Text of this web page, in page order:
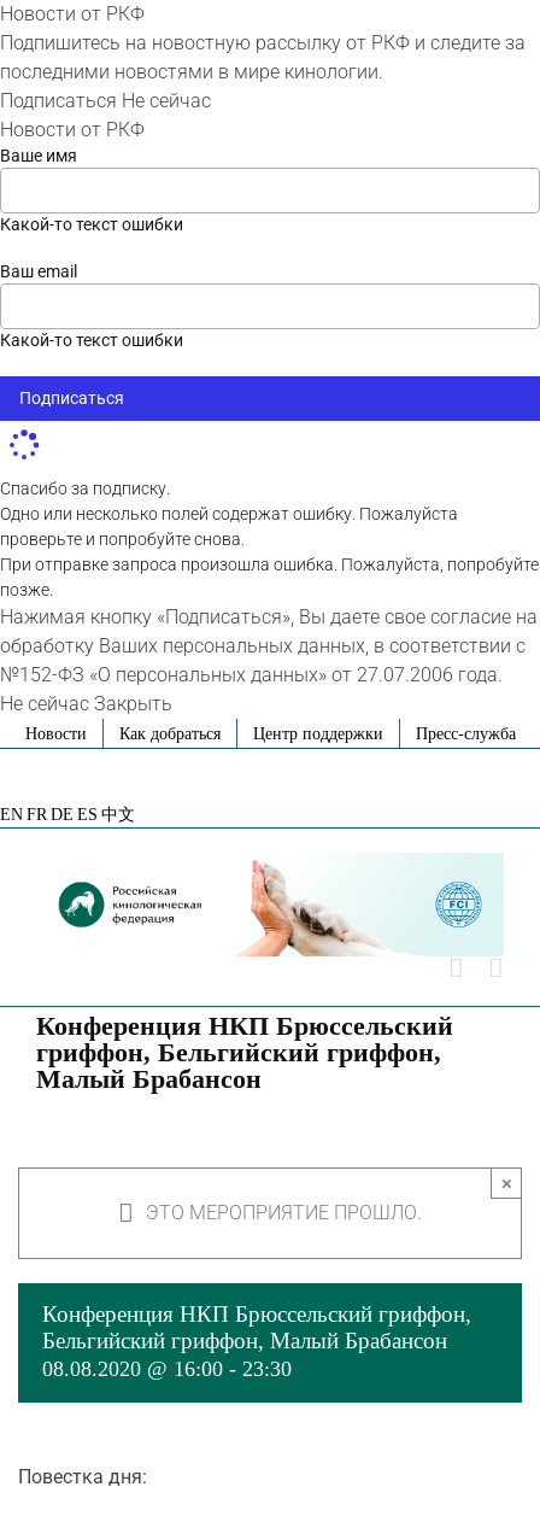
Новости от РКФ
Подпишитесь на новостную рассылку от РКФ и следите за
последними новостями в мире кинологии.
Подписаться Не сейчас
Новости от РКФ
Ваше имя
Какой-то текст ошибки
Ваш email
Какой-то текст ошибки
Подписаться
Спасибо за подписку.
Одно или несколько полей содержат ошибку. Пожалуйста
проверьте и попробуйте снова.
При отправке запроса произошла ошибка. Пожалуйста, попробуйте
позже.
Нажимая кнопку «Подписаться», Вы даете свое согласие на
обработку Ваших персональных данных, в соответствии с
№152-ФЗ «О персональных данных» от 27.07.2006 года.
Не сейчас Закрыть
SkipНовости Как добраться Центр поддержки Пресс-служба
EN FR DE ES 中文
Конференция НКП Брюссельский
гриффон, Бельгийский гриффон,
Малый Брабансон
ЭТО МЕРОПРИЯТИЕ ПРОШЛО.
×
Конференция НКП Брюссельский гриффон,
Бельгийский гриффон, Малый Брабансон
08.08.2020 @ 16:00 - 23:30
Повестка дня: